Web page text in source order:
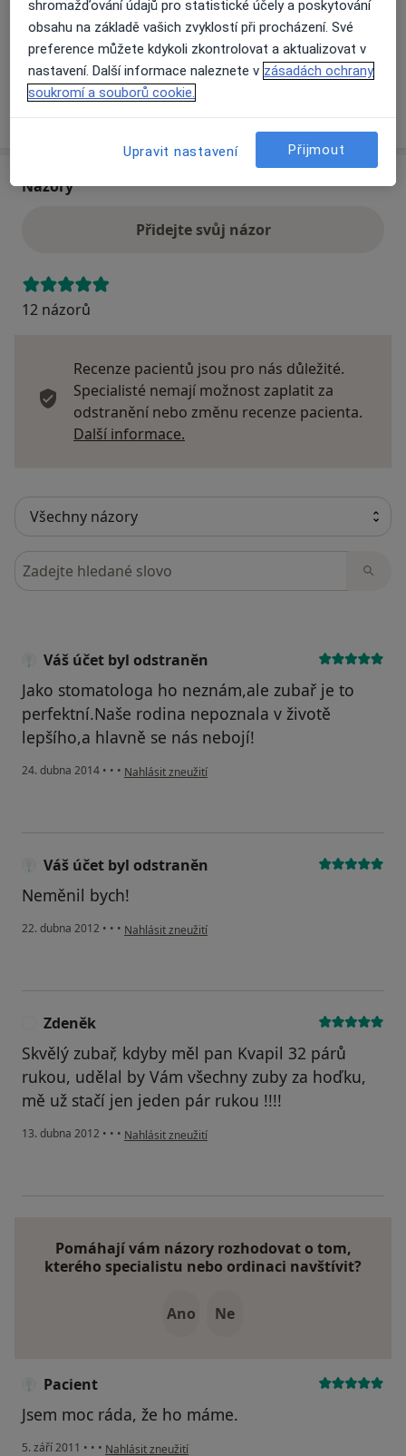
Způsoby platby (soukromé návštěvy)
Na teto adrese lékař přijímá pacienty na pojišťovnu
Detaily
Názory
Přidejte svůj názor
12 názorů
Recenze pacientů jsou pro nás důležité.
Specialisté nemají možnost zaplatit za
odstranění nebo změnu recenze pacienta.
Další informace.
Hledejte v názorech
Váš účet byl odstraněn
Jako stomatologa ho neznám,ale zubař je to
perfektní.Naše rodina nepoznala v životě
lepšího,a hlavně se nás nebojí!
24. dubna 2014 • • • podle názoru uživatele Váš účet byl odstraněn
Nahlásit zneužití
Váš účet byl odstraněn
Neměnil bych!
22. dubna 2012 • • • podle názoru uživatele Váš účet byl odstraněn
Nahlásit zneužití
Zdeněk
Skvělý zubař, kdyby měl pan Kvapil 32 párů
rukou, udělal by Vám všechny zuby za hoďku,
mě už stačí jen jeden pár rukou !!!!
13. dubna 2012 • • • podle názoru uživatele Zdeněk
Nahlásit zneužití
Pomáhají vám názory rozhodovat o tom,
kterého specialistu nebo ordinaci navštívit?
Ano Ne
Pacient
Jsem moc ráda, že ho máme.
5. září 2011 • • • podle názoru uživatele Pacient
Nahlásit zneužití
shromažďování údajů pro statistické účely a poskytování
obsahu na základě vašich zvyklostí při procházení. Své
preference můžete kdykoli zkontrolovat a aktualizovat v
nastavení. Další informace naleznete v zásadách ochrany
soukromí a souborů cookie.
Upravit nastavení Přijmout